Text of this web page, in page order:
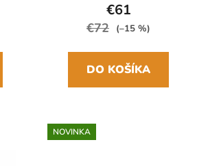
€61
€72 (–15 %)
DO KOŠÍKA
NOVINKA